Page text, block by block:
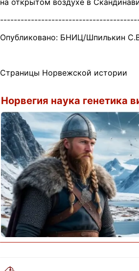
на открытом воздухе в
Опубликовано: БНИЦ/Шпилькин
Страницы Норвежской истории
Норвегия наука генетика